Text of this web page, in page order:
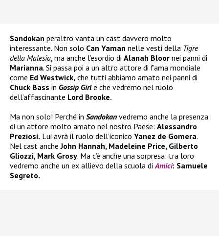
Sandokan peraltro vanta un cast davvero molto
interessante. Non solo Can Yaman nelle vesti della Tigre
della Malesia, ma anche l’esordio di Alanah Bloor nei panni di
Marianna. Si passa poi a un altro attore di fama mondiale
come Ed Westwick, che tutti abbiamo amato nei panni di
Chuck Bass in Gossip Girle che vedremo nel ruolo
dell’affascinante Lord Brooke.
Ma non solo! Perché in Sandokan vedremo anche la presenza
di un attore molto amato nel nostro Paese: Alessandro
Preziosi. Lui avrà il ruolo dell’iconico Yanez de Gomera.
Nel cast ancheJohn Hannah, Madeleine Price, Gilberto
Gliozzi, Mark Grosy. Ma c’è anche una sorpresa: tra loro
vedremo anche un ex allievo della scuola diAmici: Samuele
Segreto.